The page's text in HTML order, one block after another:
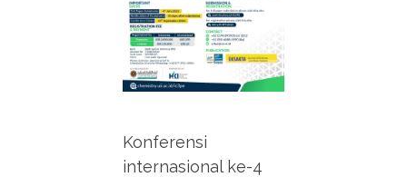
Konferensi
internasional ke-4